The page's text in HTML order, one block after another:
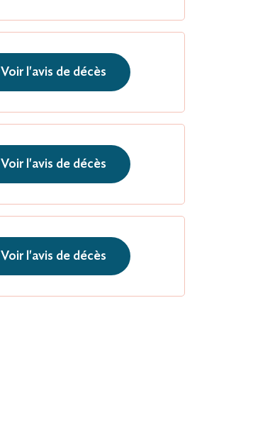
Voir l'avis de décès
Voir l'avis de décès
Voir l'avis de décès